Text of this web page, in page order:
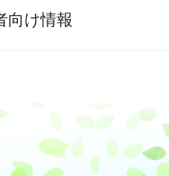
向け情報